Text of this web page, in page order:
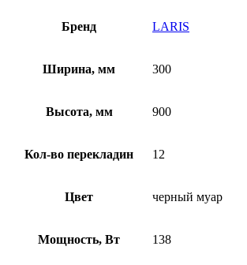
Бренд LARIS
Ширина, мм 300
Высота, мм 900
Кол-во перекладин 12
Цвет черный муар
Мощность, Вт 138